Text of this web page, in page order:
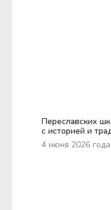
Переславских
с историей и
4 июня 2026 года